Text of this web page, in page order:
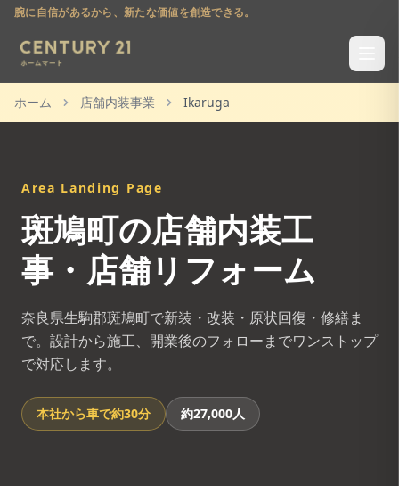
腕に自信があるから、新たな価値を創造できる。
ホーム 店舗内装事業 Ikaruga
Area Landing Page
斑鳩町の店舗内装工
事・店舗リフォーム
奈良県生駒郡斑鳩町で新装・改装・原状回復・修繕ま
で。設計から施工、開業後のフォローまでワンストップ
で対応します。
本社から車で約30分 約27,000人